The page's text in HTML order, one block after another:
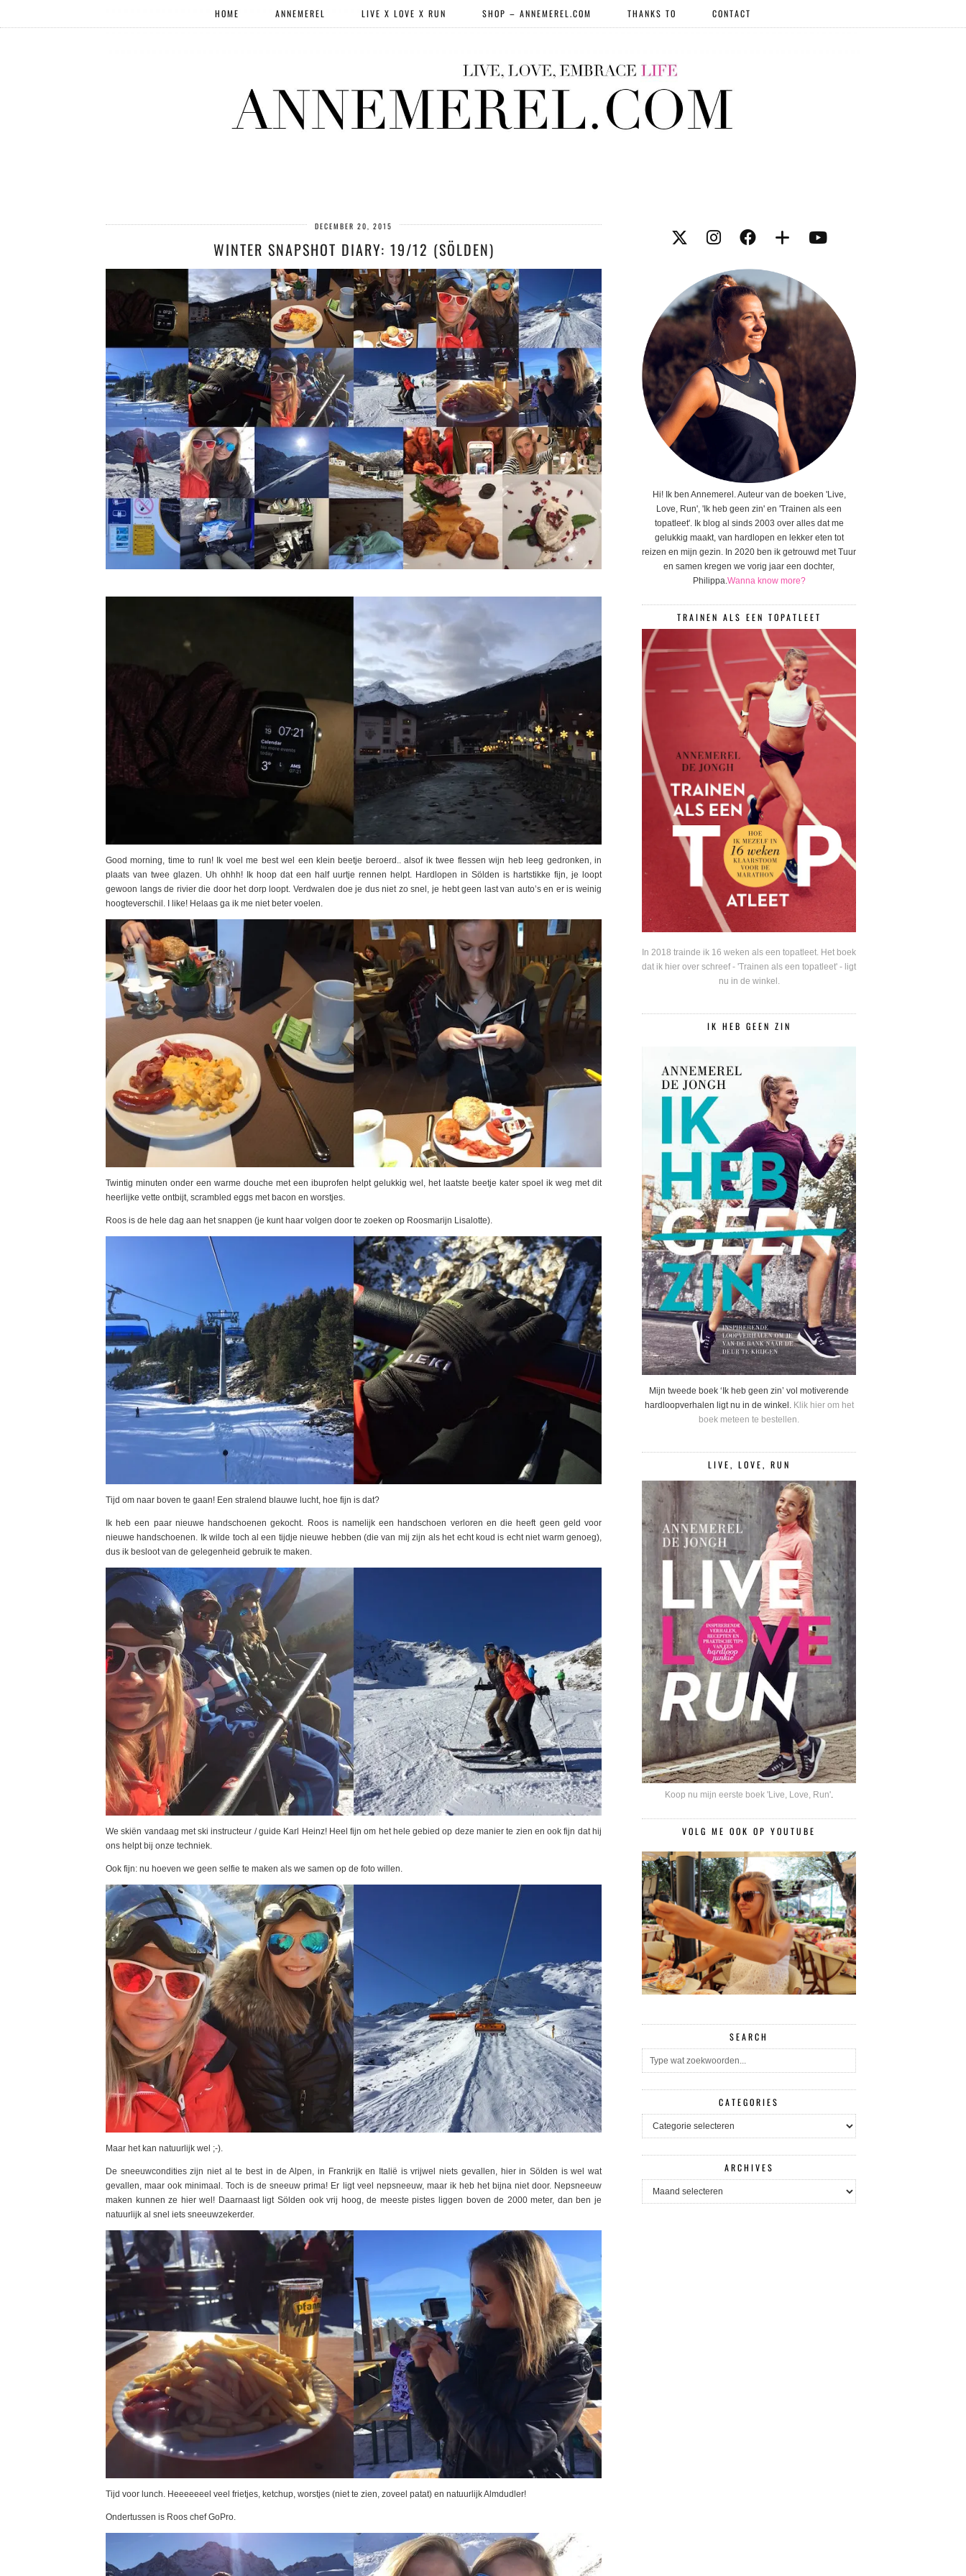
HOME ANNEMEREL LIVE X LOVE X RUN SHOP – ANNEMEREL.COM THANKS TO CONTACT
DECEMBER 20, 2015
WINTER SNAPSHOT DIARY: 19/12 (SÖLDEN)
Good morning, time to run! Ik voel me best wel een klein beetje beroerd.. alsof ik twee flessen wijn heb leeg gedronken, in
plaats van twee glazen. Uh ohhh! Ik hoop dat een half uurtje rennen helpt. Hardlopen in Sölden is hartstikke fijn, je loopt
gewoon langs de rivier die door het dorp loopt. Verdwalen doe je dus niet zo snel, je hebt geen last van auto’s en er is weinig
hoogteverschil. I like! Helaas ga ik me niet beter voelen.
Twintig minuten onder een warme douche met een ibuprofen helpt gelukkig wel, het laatste beetje kater spoel ik weg met dit
heerlijke vette ontbijt, scrambled eggs met bacon en worstjes.
Roos is de hele dag aan het snappen (je kunt haar volgen door te zoeken op Roosmarijn Lisalotte).
Tijd om naar boven te gaan! Een stralend blauwe lucht, hoe fijn is dat?
Ik heb een paar nieuwe handschoenen gekocht. Roos is namelijk een handschoen verloren en die heeft geen geld voor
nieuwe handschoenen. Ik wilde toch al een tijdje nieuwe hebben (die van mij zijn als het echt koud is echt niet warm genoeg),
dus ik besloot van de gelegenheid gebruik te maken.
We skiën vandaag met ski instructeur / guide Karl Heinz! Heel fijn om het hele gebied op deze manier te zien en ook fijn dat hij
ons helpt bij onze techniek.
Ook fijn: nu hoeven we geen selfie te maken als we samen op de foto willen.
Maar het kan natuurlijk wel ;-).
De sneeuwcondities zijn niet al te best in de Alpen, in Frankrijk en Italië is vrijwel niets gevallen, hier in Sölden is wel wat
gevallen, maar ook minimaal. Toch is de sneeuw prima! Er ligt veel nepsneeuw, maar ik heb het bijna niet door. Nepsneeuw
maken kunnen ze hier wel! Daarnaast ligt Sölden ook vrij hoog, de meeste pistes liggen boven de 2000 meter, dan ben je
natuurlijk al snel iets sneeuwzekerder.
Tijd voor lunch. Heeeeeeel veel frietjes, ketchup, worstjes (niet te zien, zoveel patat) en natuurlijk Almdudler!
Ondertussen is Roos chef GoPro.
Hi! Ik ben Annemerel. Auteur van de boeken 'Live,
Love, Run', 'Ik heb geen zin' en 'Trainen als een
topatleet'. Ik blog al sinds 2003 over alles dat me
gelukkig maakt, van hardlopen en lekker eten tot
reizen en mijn gezin. In 2020 ben ik getrouwd met Tuur
en samen kregen we vorig jaar een dochter,
Philippa.Wanna know more?
TRAINEN ALS EEN TOPATLEET
In 2018 trainde ik 16 weken als een topatleet. Het boek
dat ik hier over schreef - 'Trainen als een topatleet' - ligt
nu in de winkel.
IK HEB GEEN ZIN
Mijn tweede boek ‘Ik heb geen zin’ vol motiverende
hardloopverhalen ligt nu in de winkel. Klik hier om het
boek meteen te bestellen.
LIVE, LOVE, RUN
Koop nu mijn eerste boek 'Live, Love, Run'.
VOLG ME OOK OP YOUTUBE
SEARCH
CATEGORIES
CATEGORIES
ARCHIVES
ARCHIVES